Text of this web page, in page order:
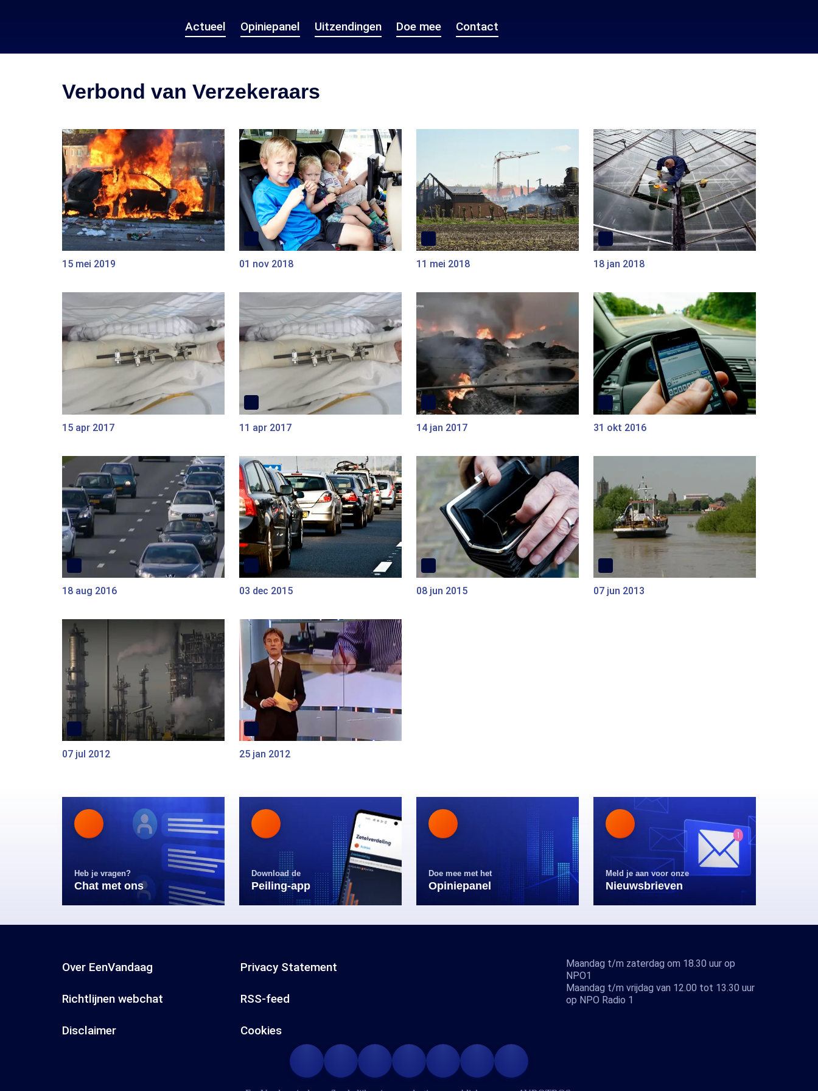
Actueel Opiniepanel Uitzendingen Doe mee Contact
Verbond van Verzekeraars
15 mei 2019 01 nov 2018 11 mei 2018 18 jan 2018
15 apr 2017 11 apr 2017 14 jan 2017 31 okt 2016
18 aug 2016 03 dec 2015 08 jun 2015 07 jun 2013
07 jul 2012 25 jan 2012
Heb je vragen?
Chat met ons
Download de
Peiling-app
Doe mee met het
Opiniepanel
Meld je aan voor onze
Nieuwsbrieven
Over EenVandaag Privacy Statement
Richtlijnen webchat RSS-feed
Disclaimer Cookies
Maandag t/m zaterdag om 18.30 uur op
NPO1
Maandag t/m vrijdag van 12.00 tot 13.30 uur
op NPO Radio 1